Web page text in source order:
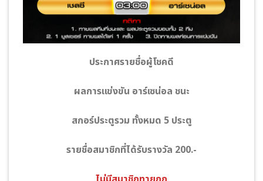
ประกาศรายชื่อผู้โชคดี
ผลการแข่งขัน อาร์เซน่อล ชนะ
สกอร์ประตูรวม ทั้งหมด 5 ประตู
รายชื่อสมาชิกที่ได้รับรางวัล 200.-